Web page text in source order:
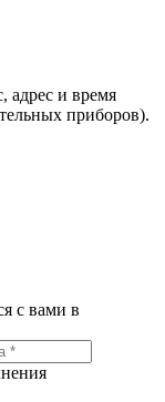
адрес и время
приборов).
с вами в